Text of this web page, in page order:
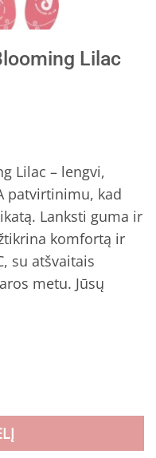
Lilac
Lilac – lengvi,
patvirtinimu, kad
Lanksti guma ir
komfortą ir
su atšvaitais
metu. Jūsų
Blooming Lilac